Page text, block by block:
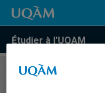
Étudier à l'UQAM
COURS//